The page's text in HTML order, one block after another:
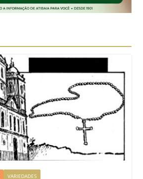
VARIEDADES